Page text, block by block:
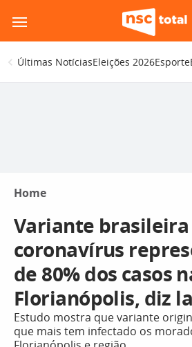
para
o
conteúdo
Últimas NotíciasEleições 2026Esporte
Home
Variante brasileira
coronavírus
de 80% dos casos
Florianópolis, diz
Estudo mostra que variante
que mais tem infectado os